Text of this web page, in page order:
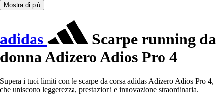
Mostra di più
adidas
Scarpe running da
donna Adizero Adios Pro 4
Supera i tuoi limiti con le scarpe da corsa adidas Adizero Adios Pro 4,
che uniscono leggerezza, prestazioni e innovazione straordinaria.